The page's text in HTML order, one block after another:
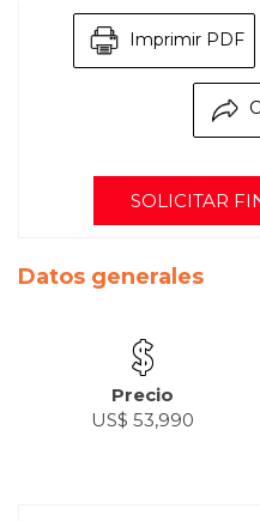
Imprimir PDF
SOLICITAR
Datos generales
Precio
US$ 53,990